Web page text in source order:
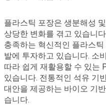
플라스틱 포장은 생분해성
상당한 변화를 겪고 있습니
충족하는 혁신적인 플라스
발에 투자하고 있습니다. 소
따라 쉽게 재활용할 수 있는
있습니다. 전통적인 석유 기
대안을 제공하는 바이오 기
습니다.